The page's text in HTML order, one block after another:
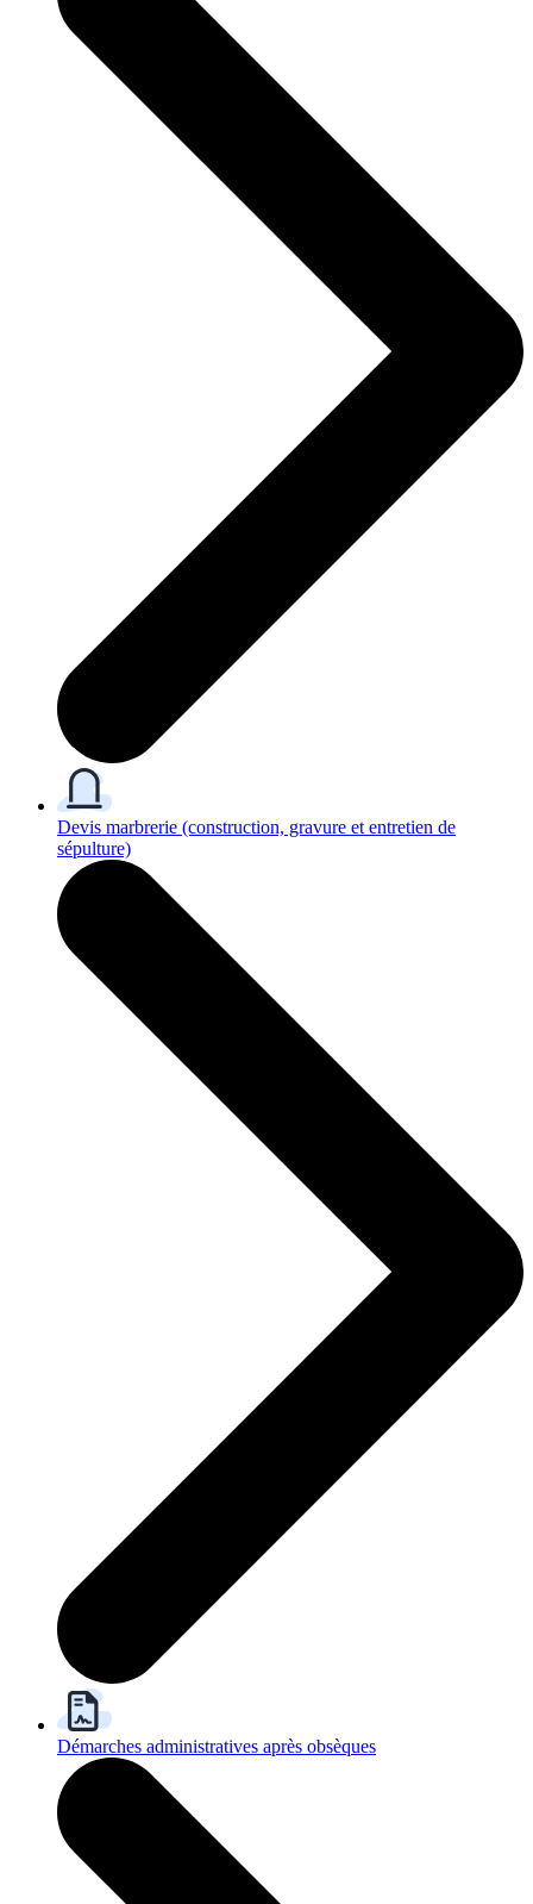
Devis marbrerie (construction, gravure et entretien de
sépulture)
Démarches administratives après obsèques